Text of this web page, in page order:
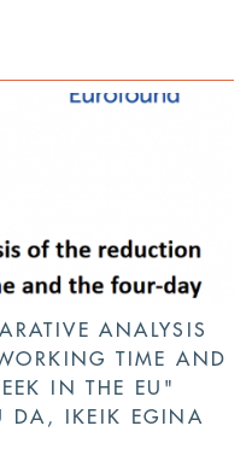
ANALYSIS
TIME AND
IN THE EU"
DA, IKEIK EGINA